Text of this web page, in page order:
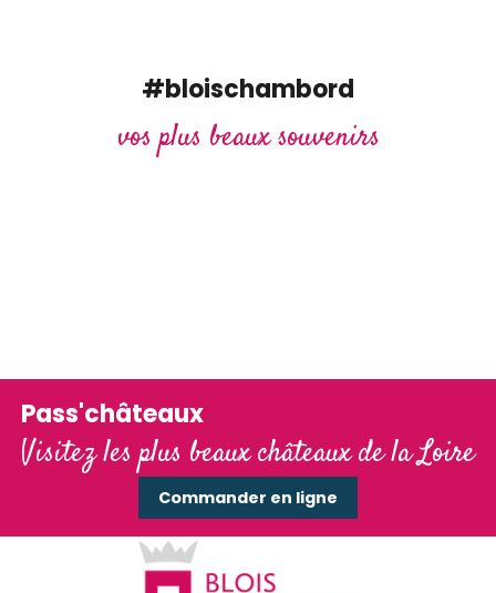
#bloischambord
vos plus beaux souvenirs
Pass'châteaux
Visitez les plus beaux châteaux de la Loire
Commander en ligne